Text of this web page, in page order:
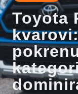
Toyota